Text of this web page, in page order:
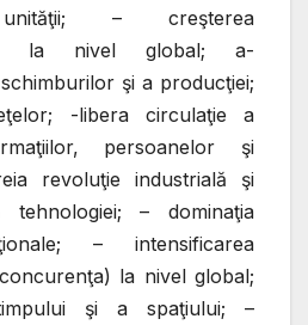
– creşterea
la nivel global; a-
şi a producţiei;
-libera circulaţie a
persoanelor şi
revoluţie industrială şi
tehnologiei; – dominaţia
– intensificarea
la nivel global;
şi a spaţiului; –